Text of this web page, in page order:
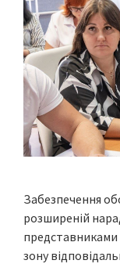
Забезпечення
розширеній
зону